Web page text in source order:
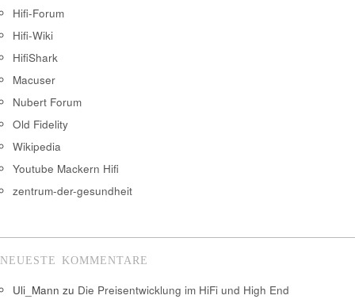
Hifi-Forum
Hifi-Wiki
HifiShark
Macuser
Nubert Forum
Old Fidelity
Wikipedia
Youtube Mackern Hifi
zentrum-der-gesundheit
NEUESTE KOMMENTARE
Uli_Mann zu Die Preisentwicklung im HiFi und High End